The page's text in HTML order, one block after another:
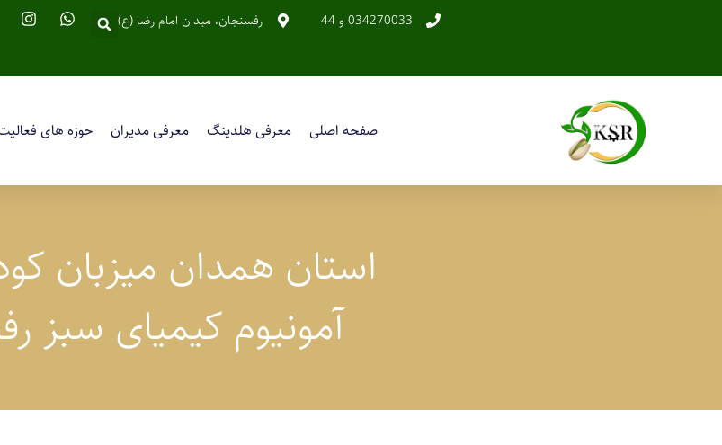
034270033 و 44 رفسنجان، میدان امام رضا (ع)
صفحه اصلی معرفی هلدینگ معرفی مدیران حوزه های
استان همدان میزبان
آمونیوم کیمیای سبز